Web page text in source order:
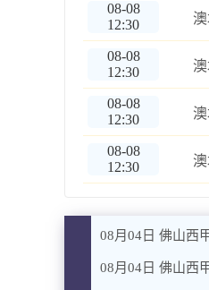
08-08
12:30
08-08
12:30
08-08
12:30
08-08
12:30
08月04日 佛山西
08月04日 佛山西